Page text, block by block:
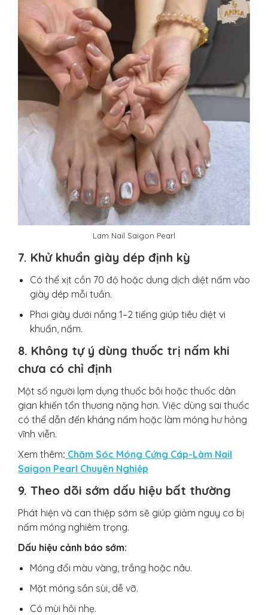
Lam Nail Saigon Pearl
7. Khử khuẩn giày dép định kỳ
Có thể xịt cồn 70 độ hoặc dung dịch diệt nấm vào
giày dép mỗi tuần.
Phơi giày dưới nắng 1–2 tiếng giúp tiêu diệt vi
khuẩn, nấm.
8. Không tự ý dùng thuốc trị nấm khi
chưa có chỉ định
Một số người lạm dụng thuốc bôi hoặc thuốc dân
gian khiến tổn thương nặng hơn. Việc dùng sai thuốc
có thể dẫn đến kháng nấm hoặc làm móng hư hỏng
vĩnh viễn.
Xem thêm: Chăm Sóc Móng Cứng Cáp-Làm Nail
Saigon Pearl Chuyên Nghiệp
9. Theo dõi sớm dấu hiệu bất thường
Phát hiện và can thiệp sớm sẽ giúp giảm nguy cơ bị
nấm móng nghiêm trọng.
Dấu hiệu cảnh báo sớm:
Móng đổi màu vàng, trắng hoặc nâu.
Mặt móng sần sùi, dễ vỡ.
Có mùi hôi nhẹ.